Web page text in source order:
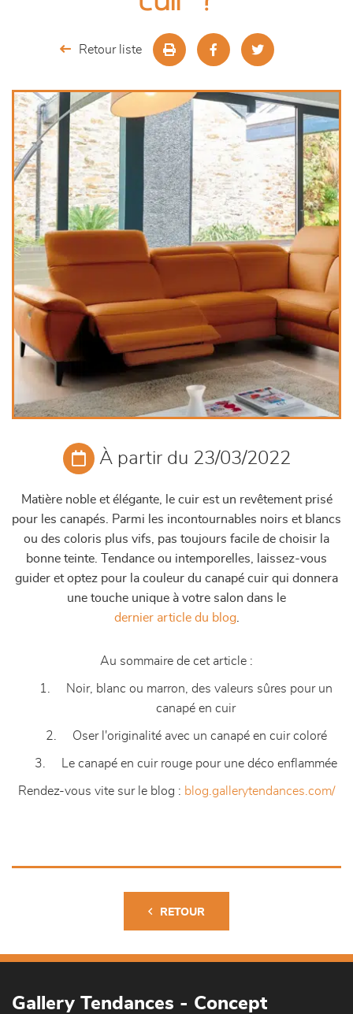
chambres et dressing
literie
décoration
Retour liste
À partir du 23/03/2022
Matière noble et élégante, le cuir est un revêtement prisé
pour les canapés. Parmi les incontournables noirs et blancs
ou des coloris plus vifs, pas toujours facile de choisir la
bonne teinte. Tendance ou intemporelles, laissez-vous
guider et optez pour la couleur du canapé cuir qui donnera
une touche unique à votre salon dans le
dernier article du blog.
Au sommaire de cet article :
1. Noir, blanc ou marron, des valeurs sûres pour un
canapé en cuir
2. Oser l'originalité avec un canapé en cuir coloré
3. Le canapé en cuir rouge pour une déco enflammée
Rendez-vous vite sur le blog : blog.gallerytendances.com/
RETOUR
Gallery Tendances - Concept